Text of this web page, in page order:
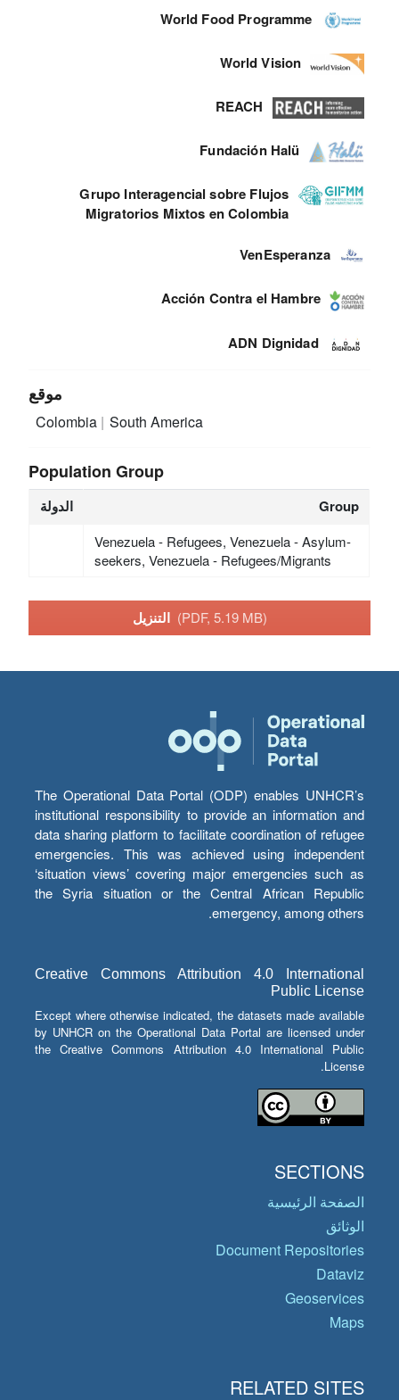
World Food Programme
World Vision
REACH
Fundación Halü
Grupo Interagencial sobre Flujos
Migratorios Mixtos en Colombia
VenEsperanza
Acción Contra el Hambre
ADN Dignidad
موقع
Colombia South America
Population Group
الدولة Group
Venezuela - Refugees, Venezuela - Asylum-
seekers, Venezuela - Refugees/Migrants
التنزيل (PDF, 5.19 MB)
The Operational Data Portal (ODP) enables UNHCR’s
institutional responsibility to provide an information and
data sharing platform to facilitate coordination of refugee
emergencies. This was achieved using independent
‘situation views’ covering major emergencies such as
the Syria situation or the Central African Republic
emergency, among others.
Creative Commons Attribution 4.0 International
Public License
Except where otherwise indicated, the datasets made available
by UNHCR on the Operational Data Portal are licensed under
the Creative Commons Attribution 4.0 International Public
License.
SECTIONS
الصفحة الرئيسية
الوثائق
Document Repositories
Dataviz
Geoservices
Maps
RELATED SITES